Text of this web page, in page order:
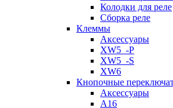
Колодки для реле
Сборка реле
Клеммы
Аксессуары
XW5_-P
XW5_-S
XW6
Кнопочные
Аксессуары
A16